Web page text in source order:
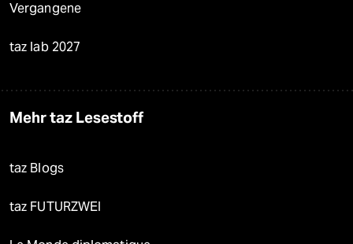
Vergangene
taz lab 2027
Mehr taz Lesestoff
taz Blogs
taz FUTURZWEI